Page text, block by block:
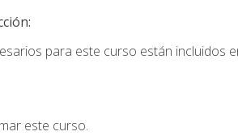
para este curso están incluidos
este curso.